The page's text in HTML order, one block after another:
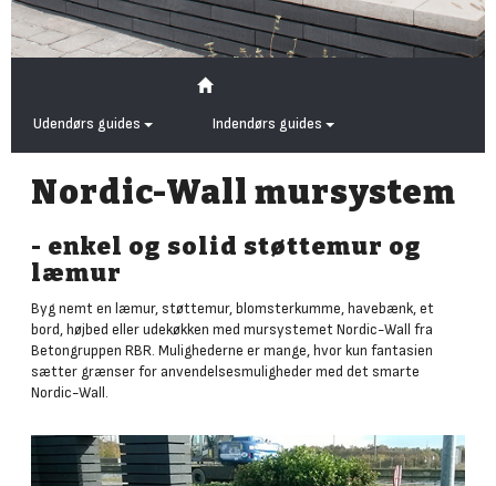
Udendørs guides Indendørs guides
Nordic-Wall mursystem
- enkel og solid støttemur og
læmur
Byg nemt en læmur, støttemur, blomsterkumme, havebænk, et
bord, højbed eller udekøkken med mursystemet Nordic-Wall fra
Betongruppen RBR. Mulighederne er mange, hvor kun fantasien
sætter grænser for anvendelsesmuligheder med det smarte
Nordic-Wall.